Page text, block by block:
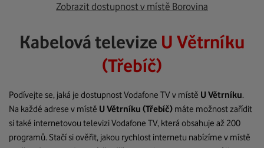
Zobrazit dostupnost v místě Borovina
Kabelová televize U Větrníku
(Třebíč)
Podívejte se, jaká je dostupnost Vodafone TV v místě U Větrníku.
Na každé adrese v místě U Větrníku (Třebíč) máte možnost zařídit
si také internetovou televizi Vodafone TV, která obsahuje až 200
programů. Stačí si ověřit, jakou rychlost internetu nabízíme v místě